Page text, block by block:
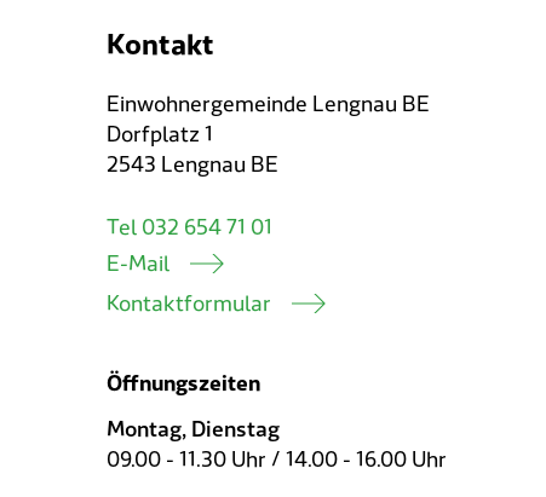
Kontakt
Einwohnergemeinde Lengnau BE
Dorfplatz 1
2543 Lengnau BE
Tel 032 654 71 01
E-Mail
Kontaktformular
Öffnungszeiten
Montag, Dienstag
09.00 - 11.30 Uhr / 14.00 - 16.00 Uhr